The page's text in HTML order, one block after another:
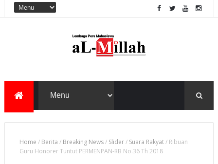
Home / Berita / Breaking News/ Slider/ Suara Rakyat/ Ribuan
Guru Honorer Tuntut PERMENPAN-RB No.36 Th 2018